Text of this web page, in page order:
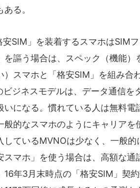
る。
SIM」を装着するスマホはSIM
を謳う場合は、スペック（機能
）スマホと「格安SIM」を組み
ビジネスモデルは、データ通信を
いになる。慣れている人は無料
般的なスマホのようにキャリア
しているMVNOは少なく、一般
スマホ」を使う場合は、高額な
16年3月末時点の「格安SIM」契